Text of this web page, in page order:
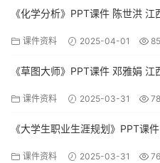
《化学分析》PPT课件 陈世洪
课件资料 2025-04-01 85
《草图大师》PPT课件 邓雅娟
课件资料 2025-03-31 78
《大学生职业生涯规划》PPT课
课件资料 2025-03-31 76